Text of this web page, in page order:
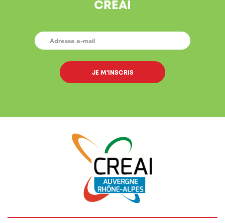
CREAI
E-
MAIL *